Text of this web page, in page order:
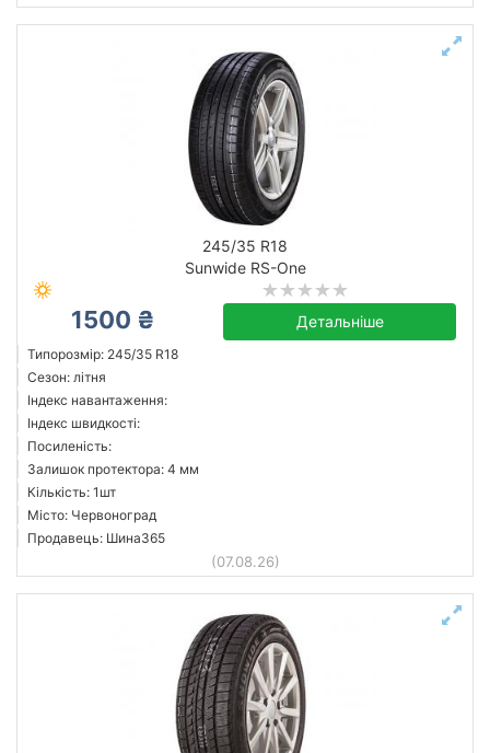
245/35 R18
Sunwide RS-One
1500 ₴ Детальніше
Типорозмір: 245/35 R18
Сезон: літня
Індекс навантаження:
Індекс швидкості:
Посиленість:
Залишок протектора: 4 мм
Кількість: 1шт
Місто: Червоноград
Продавець: Шина365
(07.08.26)